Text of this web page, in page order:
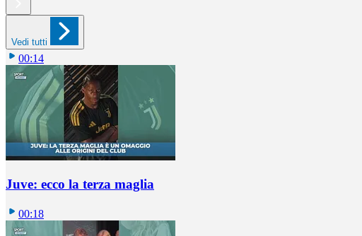
Vedi tutti
00:14
Juve: ecco la terza maglia
00:18